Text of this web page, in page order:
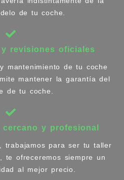
de tu coche.
y revisiones oficiales
mantenimiento de tu coche
mantener la garantía del
de tu coche.
y profesional
trabajamos para ser tu taller
te ofreceremos siempre un
al mejor precio.